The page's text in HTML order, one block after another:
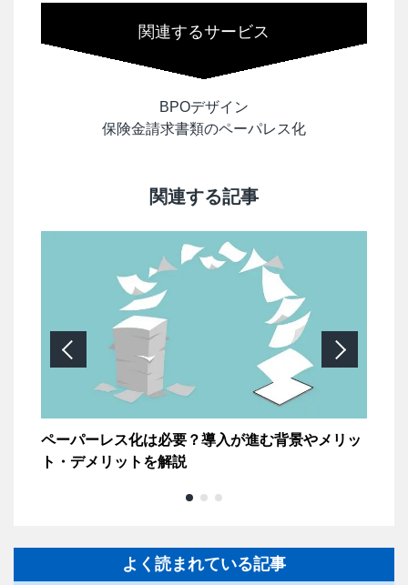
関連するサービス
BPOデザイン
保険金請求書類のペーパレス化
関連する記事
ペーパーレス化は必要？導入が進む背景やメリッ
ト・デメリットを解説
よく読まれている記事